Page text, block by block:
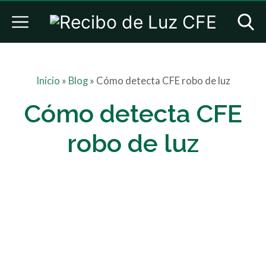
Inicio » Blog» Cómo detecta CFE robo de luz
Cómo detecta CFE
robo de luz